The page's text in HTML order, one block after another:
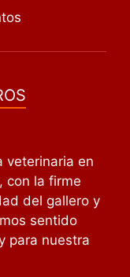
veterinaria en
con la firme
del gallero y
sentido
para nuestra